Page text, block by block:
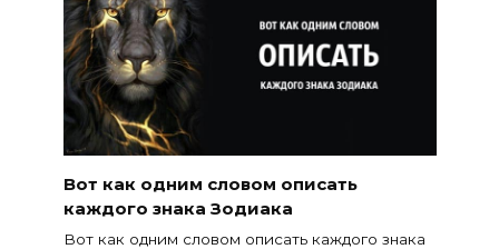
Вот как одним словом описать
каждого знака Зодиака
Вот как одним словом описать каждого знака